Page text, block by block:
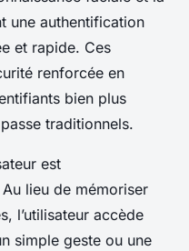
une authentification
et rapide. Ces
renforcée en
bien plus
traditionnels.
est
lieu de mémoriser
l’utilisateur accède
simple geste ou une